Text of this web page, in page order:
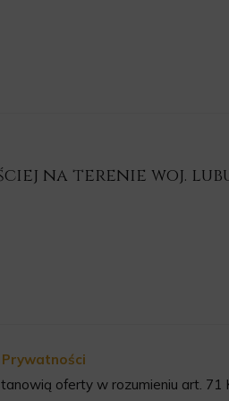
na terenie woj.
oferty w rozumieniu art. 71